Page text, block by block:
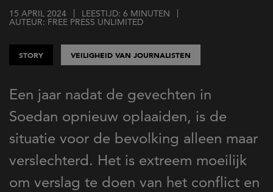
15 APRIL 2024 LEESTIJD: 6 MINUTEN
AUTEUR: FREE PRESS UNLIMITED
STORY VEILIGHEID VAN JOURNALISTEN
Een jaar nadat de gevechten in
Soedan opnieuw oplaaiden, is de
situatie voor de bevolking alleen maar
verslechterd. Het is extreem moeilijk
om verslag te doen van het conflict en